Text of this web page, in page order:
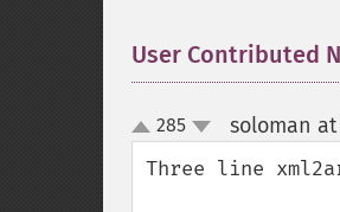
User Contributed
up
down
285 soloman
Three line